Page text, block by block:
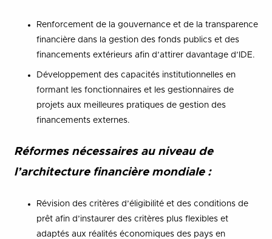
Renforcement de la gouvernance et de la transparence
financière dans la gestion des fonds publics et des
financements extérieurs afin d’attirer davantage d’IDE.
Développement des capacités institutionnelles en
formant les fonctionnaires et les gestionnaires de
projets aux meilleures pratiques de gestion des
financements externes.
Réformes nécessaires au niveau de
l’architecture financière mondiale :
Révision des critères d’éligibilité et des conditions de
prêt afin d’instaurer des critères plus flexibles et
adaptés aux réalités économiques des pays en